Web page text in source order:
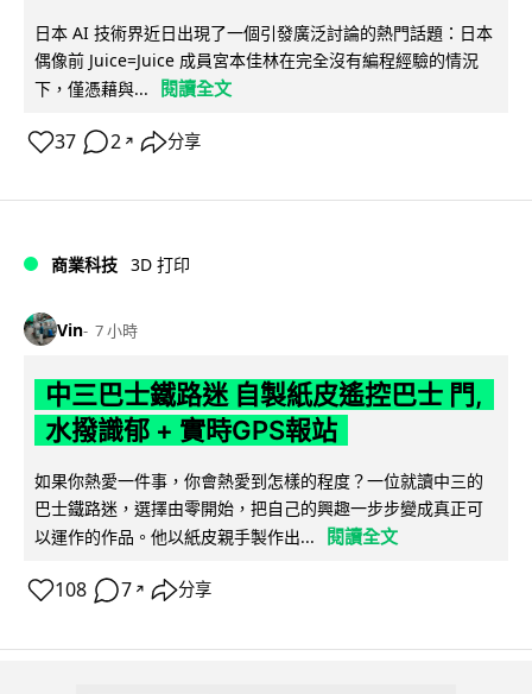
日本 AI 技術界近日出現了一個引發廣泛討論的熱門話題：日本
偶像前 Juice=Juice 成員宮本佳林在完全沒有編程經驗的情況
下，僅憑藉與...
閱讀全文
37 2 ↗ 分享
商業科技 3D 打印
Vin 7 小時
中三巴士鐵路迷 自製紙皮遙控巴士 門,
水撥識郁 + 實時GPS報站
如果你熱愛一件事，你會熱愛到怎樣的程度？一位就讀中三的
巴士鐵路迷，選擇由零開始，把自己的興趣一步步變成真正可
以運作的作品。他以紙皮親手製作出...
閱讀全文
108 7 ↗ 分享